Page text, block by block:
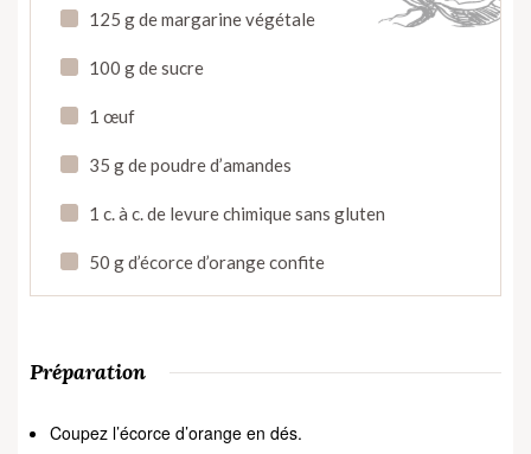
125 g de margarine végétale
100 g de sucre
1 œuf
35 g de poudre d’amandes
1 c. à c. de levure chimique sans gluten
50 g d’écorce d’orange confite
Préparation
Coupez l’écorce d’orange en dés.